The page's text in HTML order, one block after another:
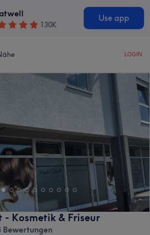
130K
Use app
LOGIN
- Kosmetik & Friseur
Bewertungen